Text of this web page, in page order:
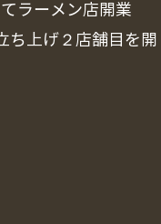
ラーメン店開業
上げ２店舗目を開